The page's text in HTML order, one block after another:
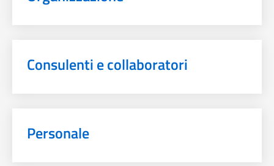
Consulenti e collaboratori
Personale